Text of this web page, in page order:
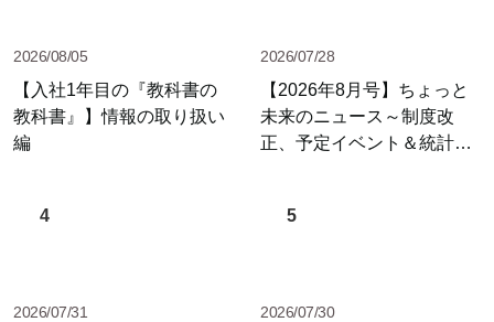
2026/08/05
【入社1年目の『教科書の
教科書』】情報の取り扱い
編
2026/07/28
【2026年8月号】ちょっと
未来のニュース～制度改
正、予定イベント＆統計情
4
2026/07/31
5
2026/07/30